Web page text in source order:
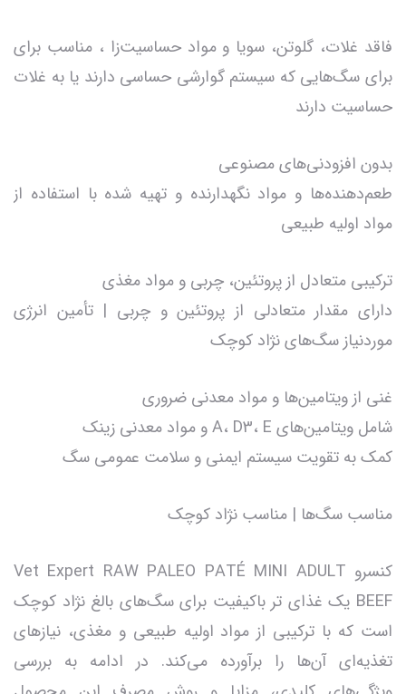
فاقد غلات، گلوتن، سویا و مواد حساسیت‌زا ، مناسب برای
برای سگ‌هایی که سیستم گوارشی حساسی دارند یا به غلات
حساسیت دارند
بدون افزودنی‌های مصنوعی
طعم‌دهنده‌ها و مواد نگهدارنده و تهیه شده با استفاده از
مواد اولیه طبیعی
ترکیبی متعادل از پروتئین، چربی و مواد مغذی
دارای مقدار متعادلی از پروتئین و چربی | تأمین انرژی
موردنیاز سگ‌های نژاد کوچک
غنی از ویتامین‌ها و مواد معدنی ضروری
شامل ویتامین‌های A، D3، E و مواد معدنی زینک
کمک به تقویت سیستم ایمنی و سلامت عمومی سگ
مناسب سگ‌ها | مناسب نژاد کوچک
کنسرو Vet Expert RAW PALEO PATÉ MINI ADULT
BEEF یک غذای تر باکیفیت برای سگ‌های بالغ نژاد کوچک
است که با ترکیبی از مواد اولیه طبیعی و مغذی، نیازهای
تغذیه‌ای آن‌ها را برآورده می‌کند. در ادامه به بررسی